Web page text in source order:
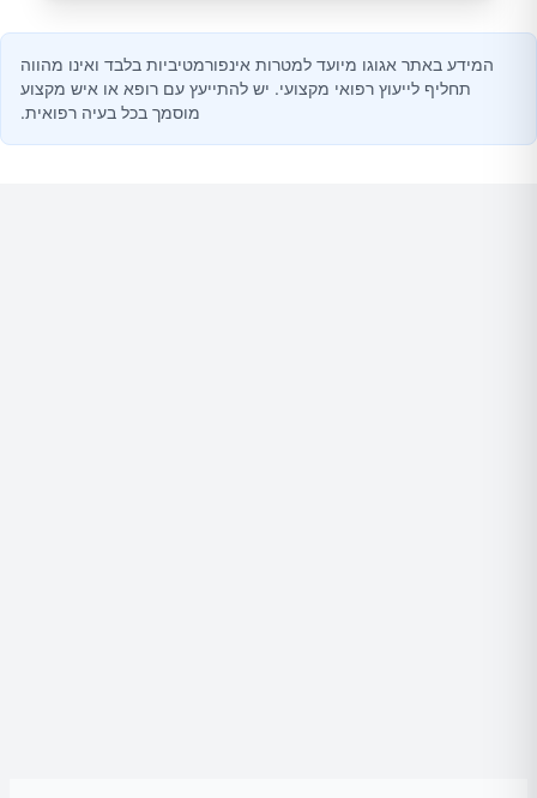
המידע באתר אגוגו מיועד למטרות אינפורמטיביות בלבד ואינו מהווה
תחליף לייעוץ רפואי מקצועי. יש להתייעץ עם רופא או איש מקצוע
מוסמך בכל בעיה רפואית.